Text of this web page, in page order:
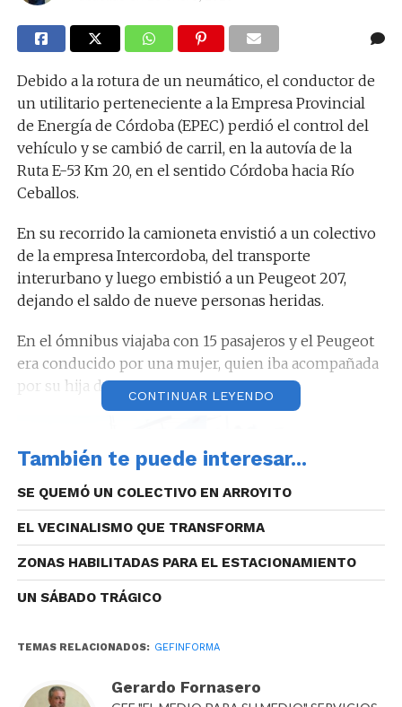
Debido a la rotura de un neumático, el conductor de
un utilitario perteneciente a la Empresa Provincial
de Energía de Córdoba (EPEC) perdió el control del
vehículo y se cambió de carril, en la autovía de la
Ruta E-53 Km 20, en el sentido Córdoba hacia Río
Ceballos.
En su recorrido la camioneta envistió a un colectivo
de la empresa Intercordoba, del transporte
interurbano y luego embistió a un Peugeot 207,
dejando el saldo de nueve personas heridas.
En el ómnibus viajaba con 15 pasajeros y el Peugeot
era conducido por una mujer, quien iba acompañada
por su hija de 10 años.
CONTINUAR LEYENDO
También te puede interesar...
SE QUEMÓ UN COLECTIVO EN ARROYITO
EL VECINALISMO QUE TRANSFORMA
ZONAS HABILITADAS PARA EL ESTACIONAMIENTO
UN SÁBADO TRÁGICO
TEMAS RELACIONADOS: GEFINFORMA
Gerardo Fornasero